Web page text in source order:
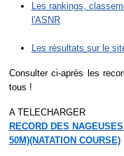
Les rankings,
l'ASNR
Les résultats sur le
Consulter ci-après les
tous !
A TELECHARGER
RECORD DES
50M)(NATATION COURSE)